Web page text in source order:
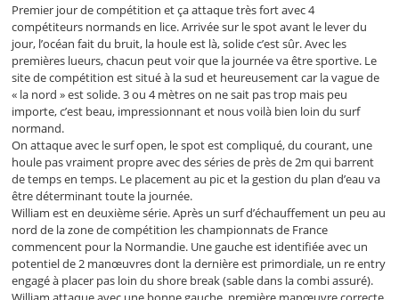
Premier jour de compétition et ça attaque très fort avec 4
compétiteurs normands en lice. Arrivée sur le spot avant le lever du
jour, l’océan fait du bruit, la houle est là, solide c’est sûr. Avec les
premières lueurs, chacun peut voir que la journée va être sportive. Le
site de compétition est situé à la sud et heureusement car la vague de
« la nord » est solide. 3 ou 4 mètres on ne sait pas trop mais peu
importe, c’est beau, impressionnant et nous voilà bien loin du surf
normand.
On attaque avec le surf open, le spot est compliqué, du courant, une
houle pas vraiment propre avec des séries de près de 2m qui barrent
de temps en temps. Le placement au pic et la gestion du plan d’eau va
être déterminant toute la journée.
William est en deuxième série. Après un surf d’échauffement un peu au
nord de la zone de compétition les championnats de France
commencent pour la Normandie. Une gauche est identifiée avec un
potentiel de 2 manœuvres dont la dernière est primordiale, un re entry
engagé à placer pas loin du shore break (sable dans la combi assuré).